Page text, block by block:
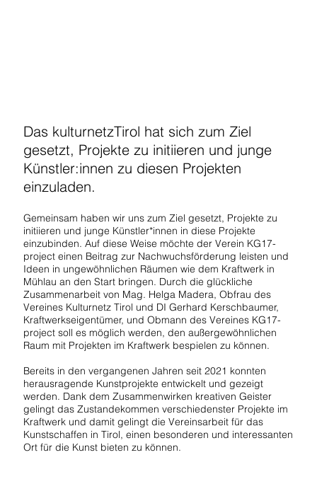
Das kulturnetzTirol hat sich zum Ziel
gesetzt, Projekte zu initiieren und junge
Künstler:innen zu diesen Projekten
einzuladen.
Gemeinsam haben wir uns zum Ziel gesetzt, Projekte zu
initiieren und junge Künstler*innen in diese Projekte
einzubinden. Auf diese Weise möchte der Verein KG17-
project einen Beitrag zur Nachwuchsförderung leisten und
Ideen in ungewöhnlichen Räumen wie dem Kraftwerk in
Mühlau an den Start bringen. Durch die glückliche
Zusammenarbeit von Mag. Helga Madera, Obfrau des
Vereines Kulturnetz Tirol und DI Gerhard Kerschbaumer,
Kraftwerkseigentümer, und Obmann des Vereines KG17-
project soll es möglich werden, den außergewöhnlichen
Raum mit Projekten im Kraftwerk bespielen zu können.
Bereits in den vergangenen Jahren seit 2021 konnten
herausragende Kunstprojekte entwickelt und gezeigt
werden. Dank dem Zusammenwirken kreativen Geister
gelingt das Zustandekommen verschiedenster Projekte im
Kraftwerk und damit gelingt die Vereinsarbeit für das
Kunstschaffen in Tirol, einen besonderen und interessanten
Ort für die Kunst bieten zu können.